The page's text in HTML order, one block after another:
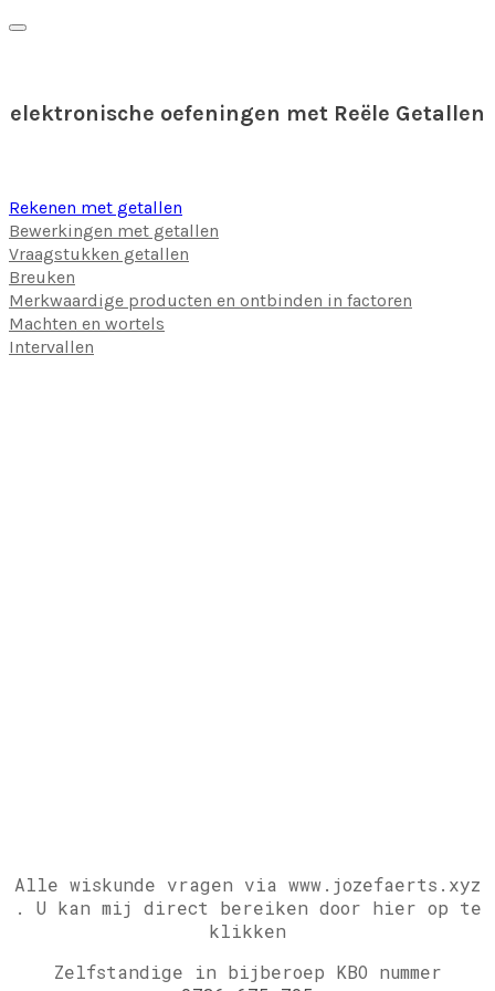
elektronische oefeningen met Reële Getallen
Rekenen met getallen
Bewerkingen met getallen
Vraagstukken getallen
Breuken
Merkwaardige producten en ontbinden in factoren
Machten en wortels
Intervallen
Alle wiskunde vragen via www.jozefaerts.xyz
. U kan mij direct bereiken door hier op te
klikken
Zelfstandige in bijberoep KBO nummer